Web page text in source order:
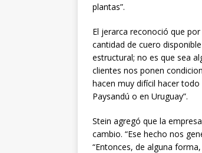
plantas”.
El jerarca reconoció que
cantidad de cuero
estructural; no es que sea
clientes nos ponen
hacen muy difícil hacer
Paysandú o en Uruguay”.
Stein agregó que la
cambio. “Ese hecho nos
“Entonces, de alguna